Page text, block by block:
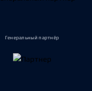
Генеральный партнёр